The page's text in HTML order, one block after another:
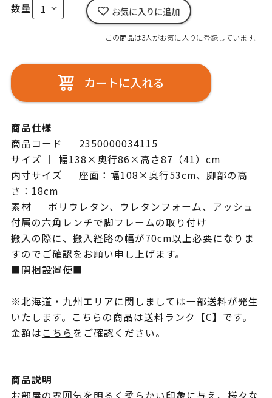
数量 お気に入りに追加
この商品は3人がお気に入りに登録しています。
カートに入れる
商品仕様
商品コード ｜ 2350000034115
サイズ ｜ 幅138×奥行86×高さ87（41）cm
内寸サイズ ｜ 座面：幅108×奥行53cm、脚部の高
さ：18cm
素材 ｜ ポリウレタン、ウレタンフォーム、アッシュ
付属の六角レンチで脚フレームの取り付け
搬入の際に、搬入経路の幅が70cm以上必要になりま
すのでご確認をお願い申し上げます。
■開梱設置便■
※北海道・九州エリアに関しましては一部送料が発生
いたします。こちらの商品は送料ランク【C】です。
金額はこちらをご確認ください。
商品説明